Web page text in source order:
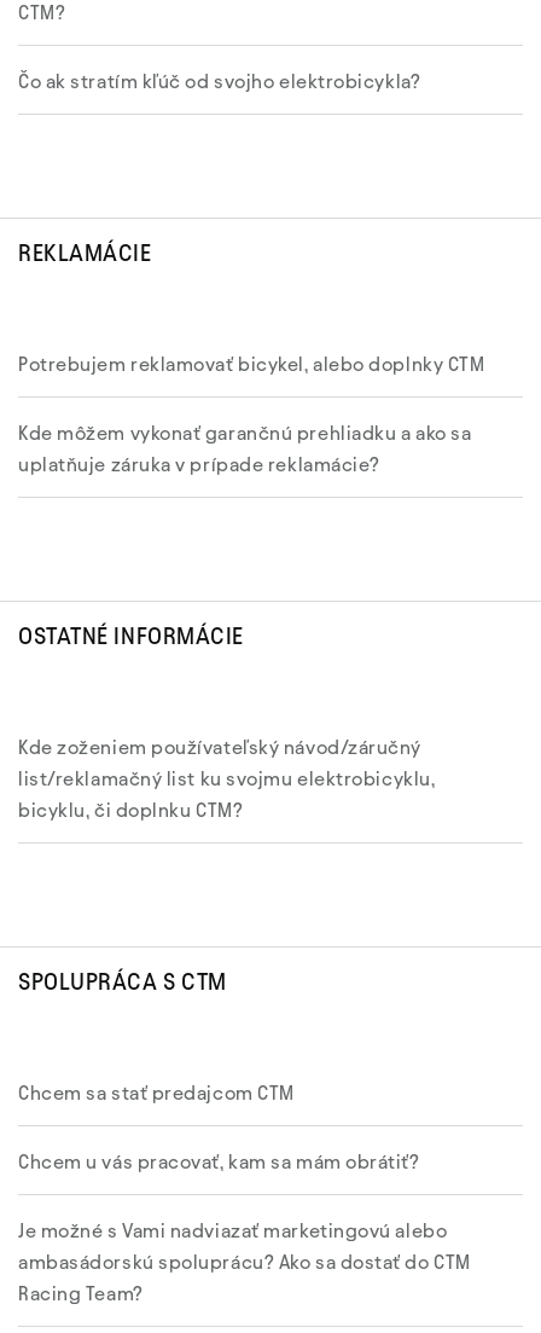
CTM?
Čo ak stratím kľúč od svojho elektrobicykla?
REKLAMÁCIE
Potrebujem reklamovať bicykel, alebo doplnky CTM
Kde môžem vykonať garančnú prehliadku a ako sa
uplatňuje záruka v prípade reklamácie?
OSTATNÉ INFORMÁCIE
Kde zoženiem používateľský návod/záručný
list/reklamačný list ku svojmu elektrobicyklu,
bicyklu, či doplnku CTM?
SPOLUPRÁCA S CTM
Chcem sa stať predajcom CTM
Chcem u vás pracovať, kam sa mám obrátiť?
Je možné s Vami nadviazať marketingovú alebo
ambasádorskú spoluprácu? Ako sa dostať do CTM
Racing Team?